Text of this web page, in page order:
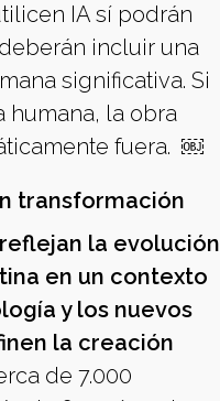
IA sí podrán
incluir una
significativa. Si
humana, la obra
fuera. ￼
transformación
la evolución
en un contexto
y los nuevos
la creación
de 7.000